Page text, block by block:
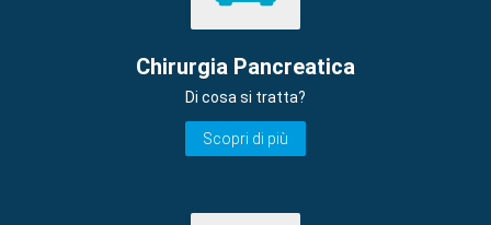
Chirurgia Pancreatica
Di cosa si tratta?
Scopri di più